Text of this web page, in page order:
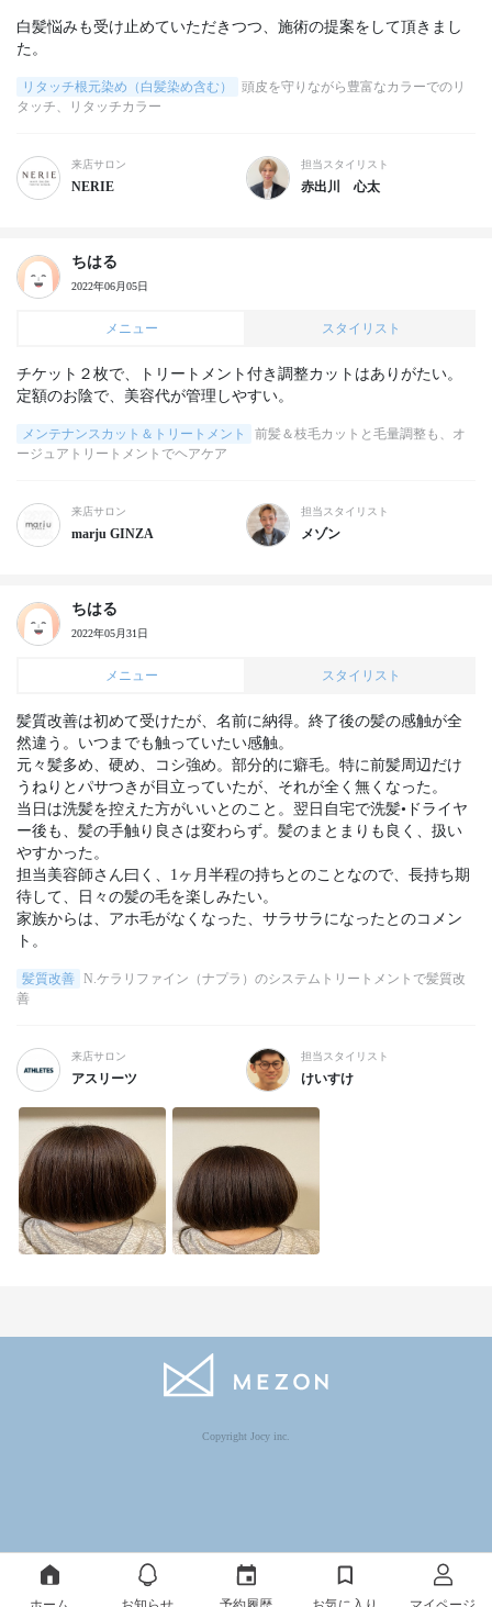
白髪悩みも受け止めていただきつつ、施術の提案をして頂きまし
た。
リタッチ根元染め（白髪染め含む）
頭皮を守りながら豊富なカラーでのリ
タッチ、リタッチカラー
来店サロン
NERIE
担当スタイリスト
赤出川 心太
ちはる
2022年06月05日
メニュー スタイリスト
チケット２枚で、トリートメント付き調整カットはありがたい。
定額のお陰で、美容代が管理しやすい。
メンテナンスカット＆トリートメント
前髪＆枝毛カットと毛量調整も、オ
ージュアトリートメントでヘアケア
来店サロン
marju GINZA
担当スタイリスト
メゾン
ちはる
2022年05月31日
メニュー スタイリスト
髪質改善は初めて受けたが、名前に納得。終了後の髪の感触が全
然違う。いつまでも触っていたい感触。
元々髪多め、硬め、コシ強め。部分的に癖毛。特に前髪周辺だけ
うねりとパサつきが目立っていたが、それが全く無くなった。
当日は洗髪を控えた方がいいとのこと。翌日自宅で洗髪•ドライヤ
ー後も、髪の手触り良さは変わらず。髪のまとまりも良く、扱い
やすかった。
担当美容師さん曰く、1ヶ月半程の持ちとのことなので、長持ち期
待して、日々の髪の毛を楽しみたい。
家族からは、アホ毛がなくなった、サラサラになったとのコメン
ト。
髪質改善 N.ケラリファイン（ナプラ）のシステムトリートメントで髪質改
善
来店サロン
アスリーツ
担当スタイリスト
けいすけ
Copyright Jocy inc.